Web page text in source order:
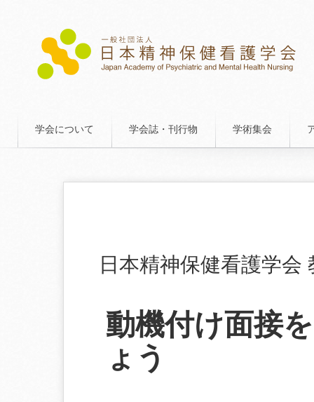
学会について 学会誌・刊行物 学術集会
日本精神保健看護学会
動機付け面接
ょう